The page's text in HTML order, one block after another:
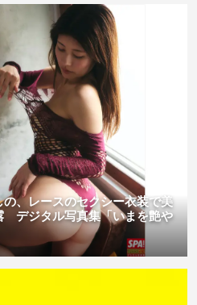
の、レースのセクシー衣装で美
デジタル写真集「いまを艶や